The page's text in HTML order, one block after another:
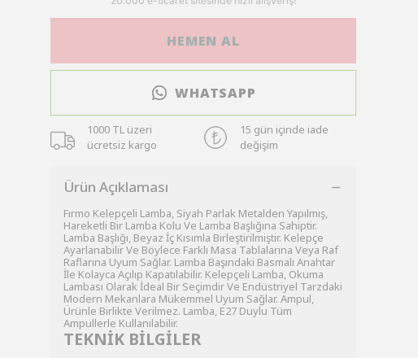
HEMEN AL
WHATSAPP
1000 TL üzeri
ücretsiz kargo
15 gün içinde iade
değişim
Ürün Açıklaması
Fırmo Kelepçeli Lamba, Siyah Parlak Metalden Yapılmış,
Hareketli Bir Lamba Kolu Ve Lamba Başlığına Sahiptir.
Lamba Başlığı, Beyaz İç Kısımla Birleştirilmiştir. Kelepçe
Ayarlanabilir Ve Böylece Farklı Masa Tablalarına Veya Raf
Raflarına Uyum Sağlar. Lamba Başındaki Basmalı Anahtar
İle Kolayca Açılıp Kapatılabilir. Kelepçeli Lamba, Okuma
Lambası Olarak İdeal Bir Seçimdir Ve Endüstriyel Tarzdaki
Modern Mekanlara Mükemmel Uyum Sağlar. Ampul,
Ürünle Birlikte Verilmez. Lamba, E27 Duylu Tüm
Ampullerle Kullanılabilir.
TEKNİK BİLGİLER